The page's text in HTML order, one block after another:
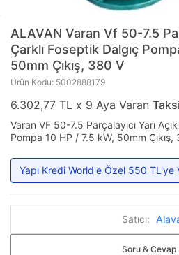
ALAVAN Varan Vf 50-7.5
Çarklı Foseptik Dalgıç
50mm Çıkış, 380 V
Ürün Kodu: 5002888179
6.302,77 TL x 9 Aya Varan
Varan VF 50-7.5 Parçalayıcı Yarı
Pompa 10 HP / 7.5 kW, 50mm Çıkış,
Yapı Kredi World'e Özel 550 TL'ye
Satıcı:
Soru & Cevap